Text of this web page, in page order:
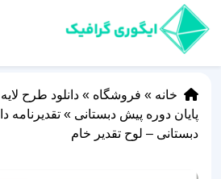
خانه » فروشگاه » دانلود طرح
پایان دوره پیش دبستانی » تقدیرنامه
دبستانی – لوح تقدیر خام